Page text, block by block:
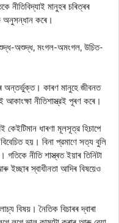
নীতিবিদ্যাই মানুহৰ চৰিত্ৰৰ
কৰে।
শুদ্ধ-অশুদ্ধ, মংগল-অমংগল, উচিত-
অন্তর্ভুক্ত। কাৰণ মানুহে জীবনত
নীতিশাস্ত্রই পূৰণ কৰে।
কেইটিমান ধাৰণা মূলসূত্র হিচাপে
হয়। বিনা প্রমাণে সত্য বুলি
নীতি শাস্ত্ৰত ইয়াৰ তিনিটা
ইচ্ছাৰ স্বাধীনতা আদিৰ বিষয়েও
বিষয়। নৈতিক বিচাৰৰ দ্বাৰা